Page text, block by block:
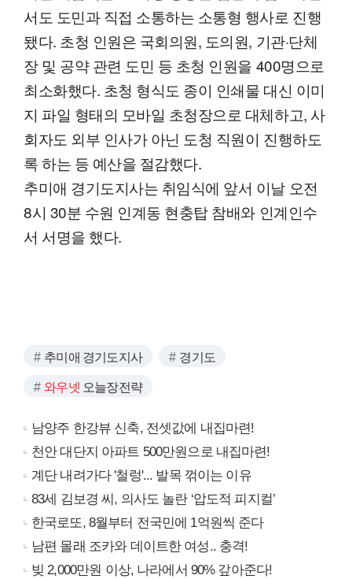
서도 도민과 직접 소통하는 소통형 행사로 진행
됐다. 초청 인원은 국회의원, 도의원, 기관·단체
장 및 공약 관련 도민 등 초청 인원을 400명으로
최소화했다. 초청 형식도 종이 인쇄물 대신 이미
지 파일 형태의 모바일 초청장으로 대체하고, 사
회자도 외부 인사가 아닌 도청 직원이 진행하도
록 하는 등 예산을 절감했다.
추미애 경기도지사는 취임식에 앞서 이날 오전
8시 30분 수원 인계동 현충탑 참배와 인계인수
서 서명을 했다.
추미애 경기도지사 경기도
와우넷 오늘장전략
남양주 한강뷰 신축, 전셋값에 내집마련!
천안 대단지 아파트 500만원으로 내집마련!
계단 내려가다 '철렁'... 발목 꺾이는 이유
83세 김보경 씨, 의사도 놀란 ‘압도적 피지컬’
한국로또, 8월부터 전국민에 1억원씩 준다
남편 몰래 조카와 데이트한 여성.. 충격!
빚 2,000만원 이상, 나라에서 90% 갚아준다!